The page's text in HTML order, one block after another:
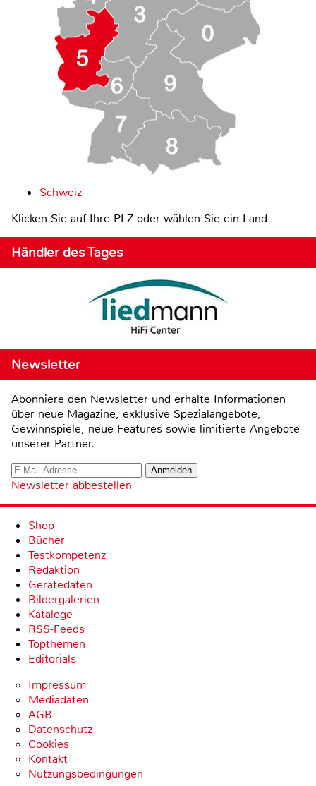
Schweiz
Klicken Sie auf Ihre PLZ oder wählen Sie ein Land
Händler des Tages
Newsletter
Abonniere den Newsletter und erhalte Informationen
über neue Magazine, exklusive Spezialangebote,
Gewinnspiele, neue Features sowie limitierte Angebote
unserer Partner.
Newsletter abbestellen
Shop
Bücher
Testkompetenz
Redaktion
Gerätedaten
Bildergalerien
Kataloge
RSS-Feeds
Topthemen
Editorials
Impressum
Mediadaten
AGB
Datenschutz
Cookies
Kontakt
Nutzungsbedingungen